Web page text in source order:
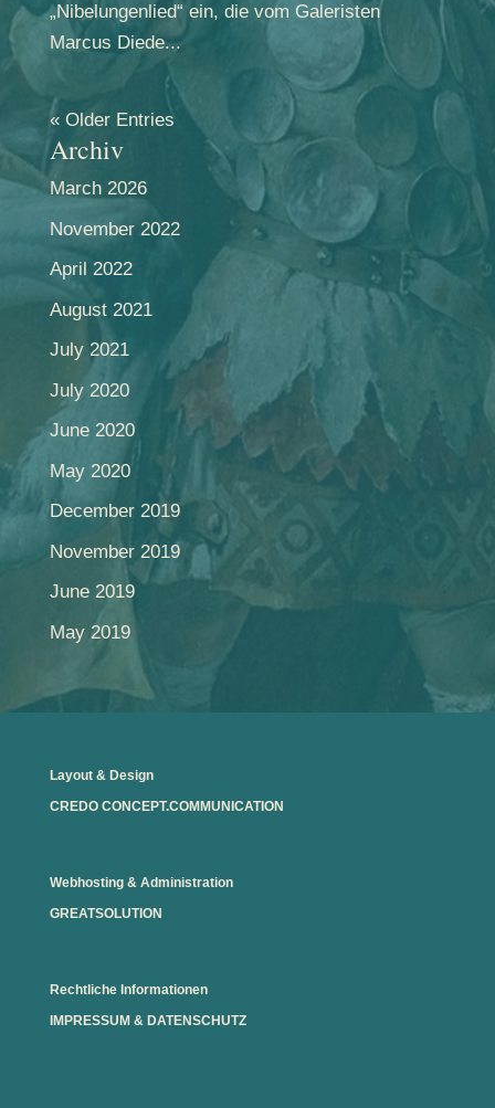
„Nibelungenlied“ ein, die vom Galeristen
Marcus Diede...
« Older Entries
Archiv
March 2026
November 2022
April 2022
August 2021
July 2021
July 2020
June 2020
May 2020
December 2019
November 2019
June 2019
May 2019
Layout & Design
CREDO CONCEPT.COMMUNICATION
Webhosting & Administration
GREATSOLUTION
Rechtliche Informationen
IMPRESSUM & DATENSCHUTZ